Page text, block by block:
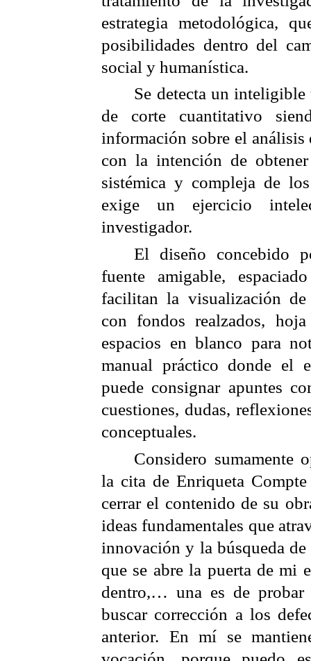
estrategia metodológica,
posibilidades dentro del
social y humanística.
Se detecta un
de corte cuantitativo
información sobre el
con la intención de
sistémica y compleja de
exige un ejercicio
investigador.
El diseño concebido
fuente amigable,
facilitan la visualización de
con fondos realzados, hoja
espacios en blanco para
manual práctico donde el
puede consignar apuntes
cuestiones, dudas,
conceptuales.
Considero sumamente
la cita de Enriqueta
cerrar el contenido de su
ideas fundamentales que
innovación y la búsqueda
que se abre la puerta de mi
dentro,… una es de
buscar corrección a los
anterior. En mí se